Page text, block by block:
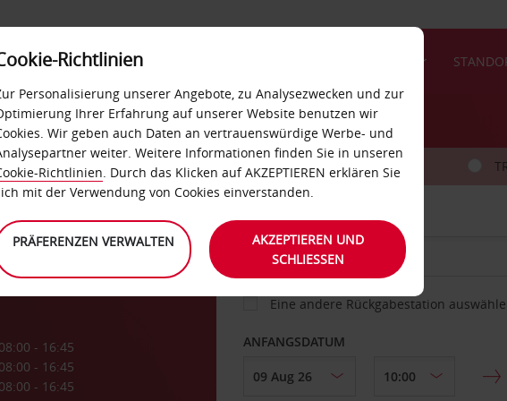
SELF-SERVICES
08:00 - 16:45
08:00 - 16:45
08:00 - 16:45
FAHRZEUG
ABHOLEN VON
Eine andere Rückgabestation
ANFANGSDATUM
Richtlinien
Personalisierung unserer Angebote, zu Analysezwecken und zur
Ihrer Erfahrung auf unserer Website benutzen wir
Wir geben auch Daten an vertrauenswürdige Werbe- und
weiter. Weitere Informationen finden Sie in unseren
Richtlinien. Durch das Klicken auf AKZEPTIEREN erklären Sie
mit der Verwendung von Cookies einverstanden.
PRÄFERENZEN VERWALTEN
AKZEPTIEREN UND
SCHLIESSEN